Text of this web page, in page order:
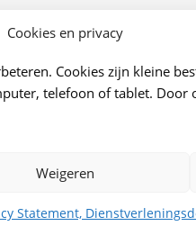
Cookies en privacy
Cookies zijn kleine
telefoon of tablet. Door
Weigeren
Statement,
Onze